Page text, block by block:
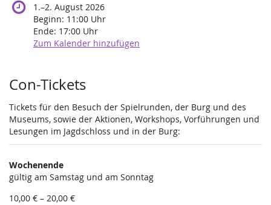
1.–bis
2. August 2026
Beginn: 11:00 Uhr
Ende: 17:00 Uhr
Zum Kalender hinzufügen
Produkte
Con-Tickets
Tickets für den Besuch der Spielrunden, der Burg und des
Museums, sowie der Aktionen, Workshops, Vorführungen und
Lesungen im Jagdschloss und in der Burg:
Wochenende
gültig am Samstag und am Sonntag
von
10,00 € – 20,00 €